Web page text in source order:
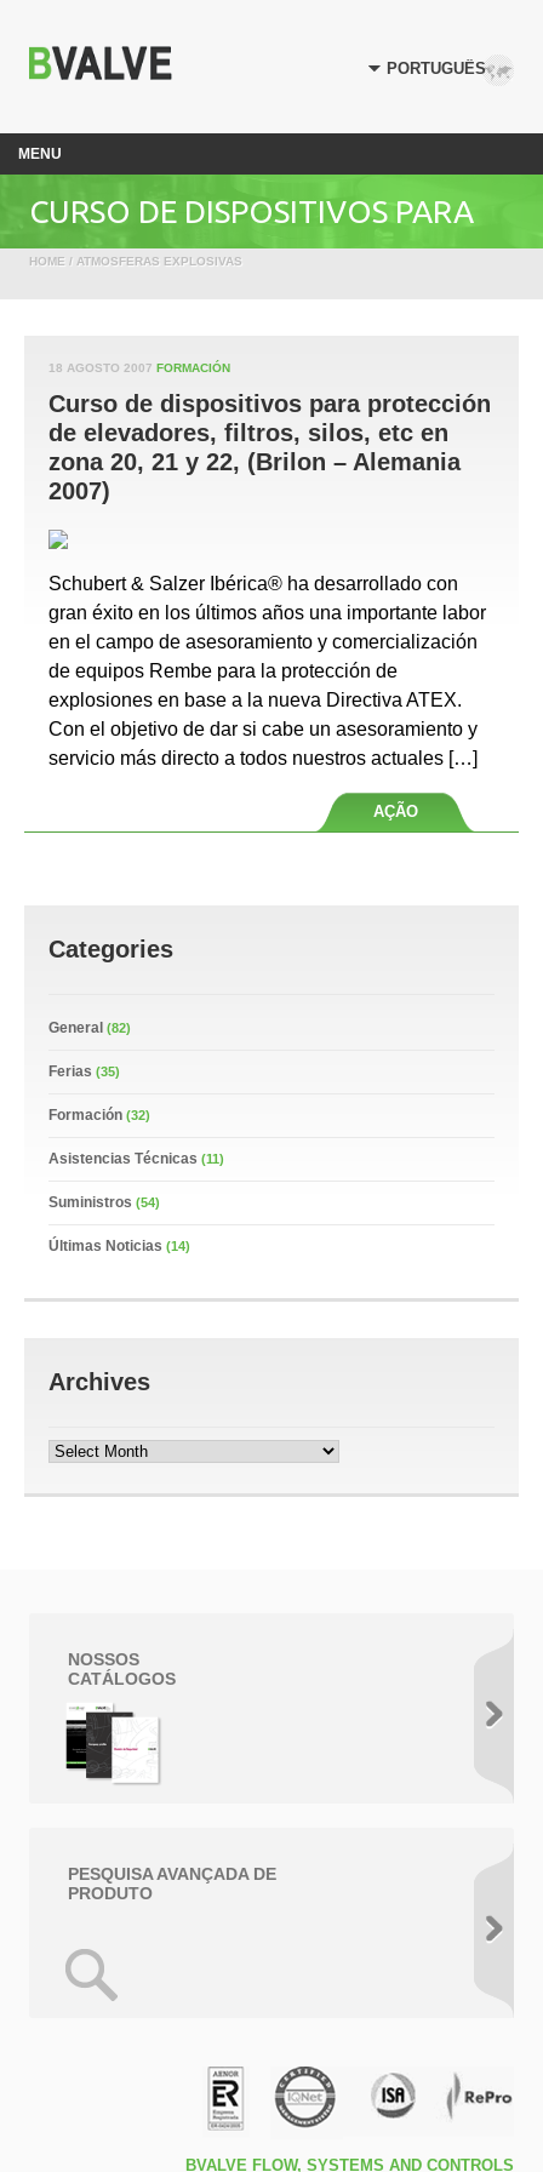
MENU
CURSO DE DISPOSITIVOS PARA
FILTROS, SILOS, ETC EN ZONA 20,
21 Y 22, (BRILON – ALEMANIA
2007)
HOME / ATMOSFERAS EXPLOSIVAS
18 AGOSTO 2007 FORMACIÓN
Curso de dispositivos para protección
de elevadores, filtros, silos, etc en
zona 20, 21 y 22, (Brilon – Alemania
2007)
Schubert & Salzer Ibérica® ha desarrollado con
gran éxito en los últimos años una importante labor
en el campo de asesoramiento y comercialización
de equipos Rembe para la protección de
explosiones en base a la nueva Directiva ATEX.
Con el objetivo de dar si cabe un asesoramiento y
servicio más directo a todos nuestros actuales […]
AÇÃO
Categories
General (82)
Ferias (35)
Formación (32)
Asistencias Técnicas (11)
Suministros (54)
Últimas Noticias (14)
Archives
Archives
NOSSOS
CATÁLOGOS
PESQUISA AVANÇADA DE
PRODUTO
BVALVE FLOW, SYSTEMS AND CONTROLS